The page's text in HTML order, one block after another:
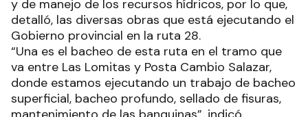
y de manejo de los recursos hídricos, por lo que,
detalló, las diversas obras que está ejecutando el
Gobierno provincial en la ruta 28.
“Una es el bacheo de esta ruta en el tramo que
va entre Las Lomitas y Posta Cambio Salazar,
donde estamos ejecutando un trabajo de bacheo
superficial, bacheo profundo, sellado de fisuras,